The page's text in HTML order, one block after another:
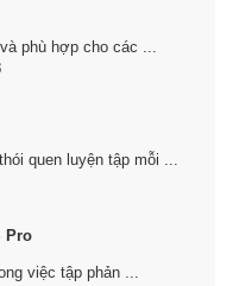
phù hợp cho các ...
quen luyện tập mỗi ...
Pro
việc tập phản ...